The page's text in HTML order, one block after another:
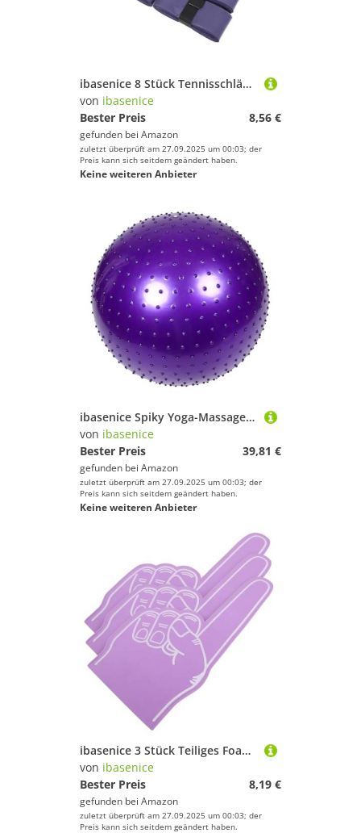
ibasenice 8 Stück Tennisschläger Klebeband Badminton Schläger Wraps Badminton Griffpolster Wrap Tennisschläger Griffbänder Tennis Tennis Schläger Overgrips
von ibasenice
Bester Preis
8,56 €
gefunden bei Amazon
zuletzt überprüft am 27.09.2025 um 00:03; der
Preis kann sich seitdem geändert haben.
Keine weiteren Anbieter
ibasenice Spiky Yoga-Massageball für sensorisches Training und Übung, Anti-Burst-Gymnastikball für taktiles tragbares Training, Alter für Zuhause, Büro und Studio
von ibasenice
Bester Preis
39,81 €
gefunden bei Amazon
zuletzt überprüft am 27.09.2025 um 00:03; der
Preis kann sich seitdem geändert haben.
Keine weiteren Anbieter
ibasenice 3 Stück Teiliges Foam Finger Lila Schaumstoff Daumen Noisemaker für Sportveranstaltungen Fußballfans Party Cheer Zubehör
von ibasenice
Bester Preis
8,19 €
gefunden bei Amazon
zuletzt überprüft am 27.09.2025 um 00:03; der
Preis kann sich seitdem geändert haben.